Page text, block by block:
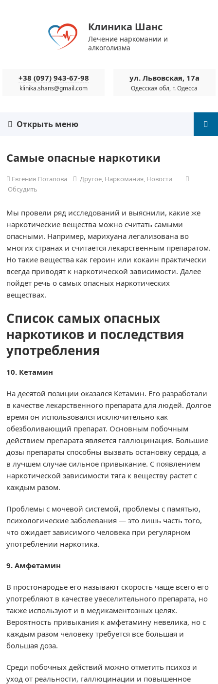
Клиника Шанс
Лечение наркомании и
алкоголизма
+38 (097) 943-67-98
klinika.shans@gmail.com
ул. Львовская, 17а
Одесская обл, г. Одесса
Открыть меню
Самые опасные наркотики
Евгения Потапова Другое, Наркомания, Новости
Обсудить
Мы провели ряд исследований и выяснили, какие же
наркотические вещества можно считать самыми
опасными. Например, марихуана легализована во
многих странах и считается лекарственным препаратом.
Но такие вещества как героин или кокаин практически
всегда приводят к наркотической зависимости. Далее
пойдет речь о самых опасных наркотических
веществах.
Список самых опасных
наркотиков и последствия
употребления
10. Кетамин
На десятой позиции оказался Кетамин. Его разработали
в качестве лекарственного препарата для людей. Долгое
время он использовался исключительно как
обезболивающий препарат. Основным побочным
действием препарата является галлюцинация. Большие
дозы препараты способны вызвать остановку сердца, а
в лучшем случае сильное привыкание. С появлением
наркотической зависимости тяга к веществу растет с
каждым разом.
Проблемы с мочевой системой, проблемы с памятью,
психологические заболевания — это лишь часть того,
что ожидает зависимого человека при регулярном
употреблении наркотика.
9. Амфетамин
В простонародье его называют скорость чаще всего его
употребляют в качестве увеселительного препарата, но
также используют и в медикаментозных целях.
Вероятность привыкания к амфетамину невелика, но с
каждым разом человеку требуется все большая и
большая доза.
Среди побочных действий можно отметить психоз и
уход от реальности, галлюцинации и повышенное